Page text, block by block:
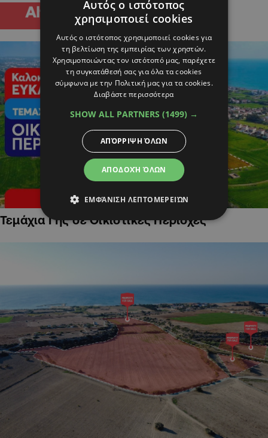
Τεμάχια Γης σε Οικιστικές Περιοχές
Αυτός ο ιστότοπος
χρησιμοποιεί cookies
Αυτός ο ιστότοπος χρησιμοποιεί cookies για
τη βελτίωση της εμπειρίας των χρηστών.
Χρησιμοποιώντας τον ιστότοπό μας, παρέχετε
τη συγκατάθεσή σας για όλα τα cookies
σύμφωνα με την Πολιτική μας για τα cookies.
Διαβάστε περισσότερα
SHOW ALL PARTNERS (1499) →
ΑΠΟΔΟΧΉ ΌΛΩΝ
ΑΠΌΡΡΙΨΗ ΌΛΩΝ
ΕΜΦΆΝΙΣΗ ΛΕΠΤΟΜΕΡΕΙΏΝ